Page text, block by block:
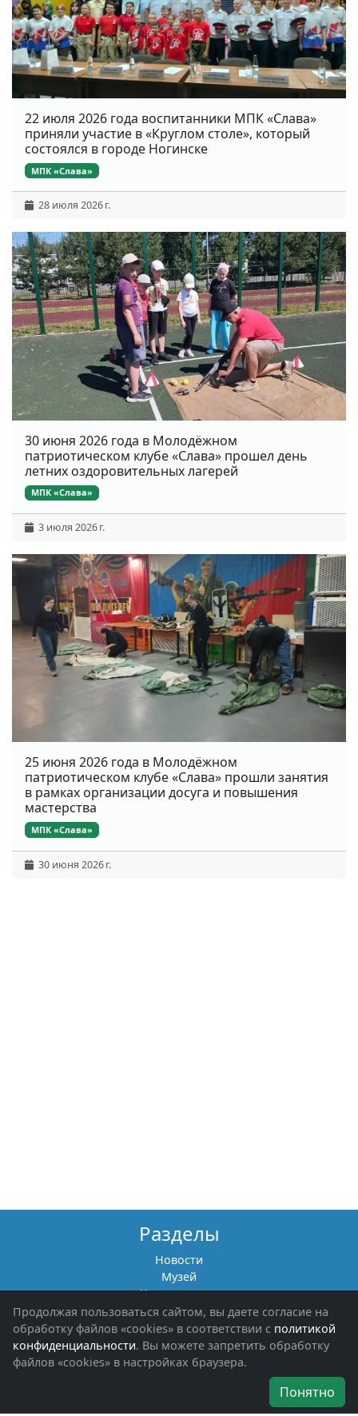
22 июля 2026 года воспитанники МПК «Слава»
приняли участие в «Круглом столе», который
состоялся в городе Ногинске
МПК «Слава»
28 июля 2026 г.
30 июня 2026 года в Молодёжном
патриотическом клубе «Слава» прошел день
летних оздоровительных лагерей
МПК «Слава»
3 июля 2026 г.
25 июня 2026 года в Молодёжном
патриотическом клубе «Слава» прошли занятия
в рамках организации досуга и повышения
мастерства
МПК «Слава»
30 июня 2026 г.
Разделы
Новости
Музей
Книги памяти
Фотоальбомы
Обращения граждан
Помощь участникам СВО и их семьям
Об организации
Продолжая пользоваться сайтом, вы даете согласие на
обработку файлов «cookies» в соответствии с политикой
конфиденциальности. Вы можете запретить обработку
файлов «cookies» в настройках браузера.
Понятно